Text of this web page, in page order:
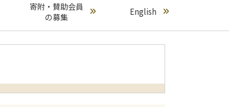
寄附・賛助会員
の募集
English